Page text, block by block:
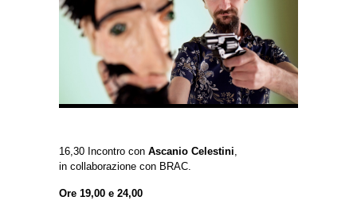
16,30 Incontro con Ascanio Celestini
in collaborazione con BRAC.
Ore 19,00 e 24,00